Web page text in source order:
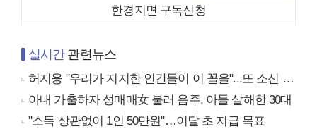
한경지면 구독신청
실시간관련뉴스
허지웅 "우리가 지지한 인간들이 이 꼴을"...또 소신 발언
아내 가출하자 성매매女 불러 음주, 아들 살해한 30대
"소득 상관없이 1인 50만원"…이달 초 지급 목표